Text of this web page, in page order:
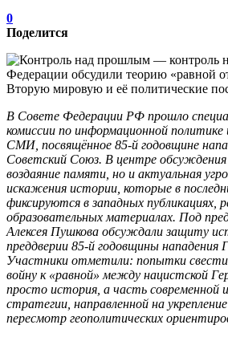
0
Поделится
В Совете Федерации РФ прошло
комиссии по информационной
СМИ, посвящённое 85‑й годовщине
Советский Союз. В центре
воздаяние памяти, но и актуальная
искажения истории, которые в
фиксируются в западных публикациях,
образовательных материалах. Под
Алексея Пушкова обсуждали защиту
преддверии 85‑й годовщины
Участники отметили: попытки
войну к «равной» между нацистской
просто история, а часть современной
стратегии, направленной на
пересмотр геополитических